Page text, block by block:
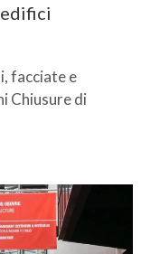
facciate e
Chiusure di